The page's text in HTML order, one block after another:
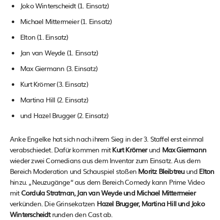
Joko Winterscheidt (1. Einsatz)
Michael Mittermeier (1. Einsatz)
Elton (1. Einsatz)
Jan van Weyde (1. Einsatz)
Max Giermann (3. Einsatz)
Kurt Krömer (3. Einsatz)
Martina Hill (2. Einsatz)
und Hazel Brugger (2. Einsatz)
Anke Engelke hat sich nach ihrem Sieg in der 3. Staffel erst einmal
verabschiedet. Dafür kommen mitKurt Krömerund Max Giermann
wieder zwei Comedians aus dem Inventar zum Einsatz. Aus dem
Bereich Moderation und Schauspiel stoßen Moritz Bleibtreuund Elton
hinzu. „Neuzugänge“ aus dem Bereich Comedy kann Prime Video
mitCordula Stratman, Jan van Weyde und Michael Mittermeier
verkünden. Die Grinsekatzen Hazel Brugger, Martina Hill und Joko
Winterscheidtrunden den Cast ab.